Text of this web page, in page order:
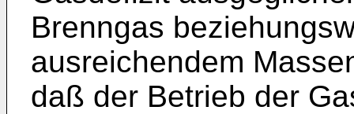
Brenngas
ausreichendem
daß der Betrieb der